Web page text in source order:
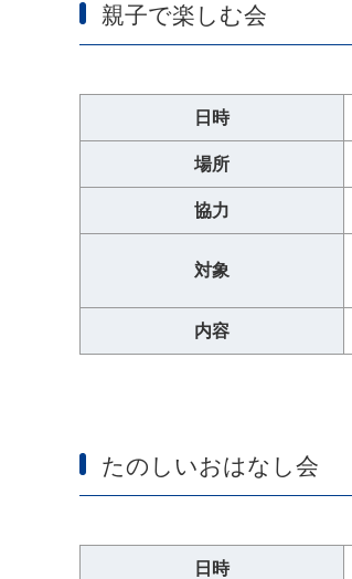
親子で楽しむ会
日時
場所
協力
対象
内容
たのしいおはなし会
日時